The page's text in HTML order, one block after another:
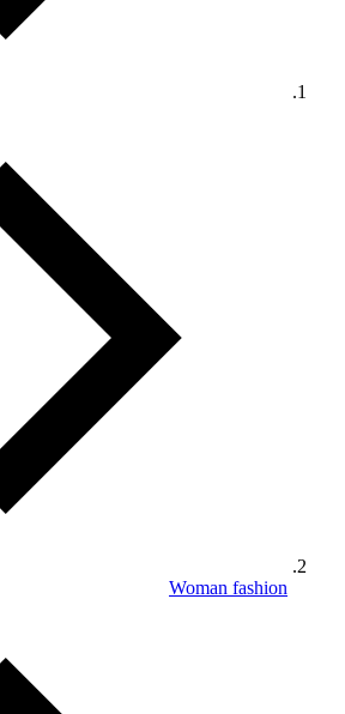
Woman fashion